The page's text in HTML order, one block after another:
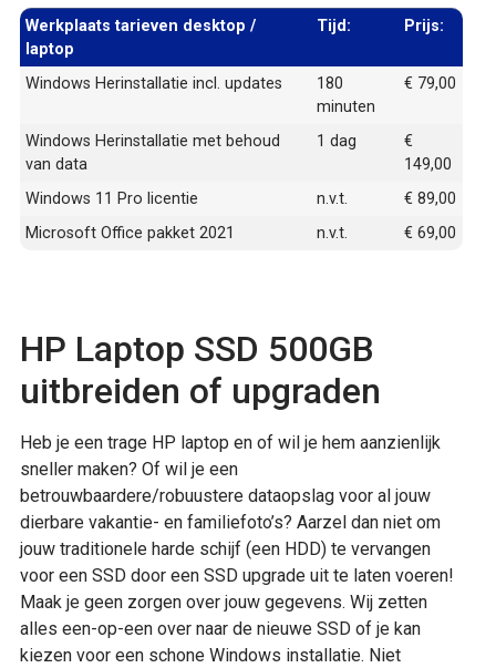
Werkplaats tarieven desktop /
laptop
Tijd: Prijs:
Windows Herinstallatie incl. updates
180
minuten
€ 79,00
Windows Herinstallatie met behoud
van data
1 dag
€
149,00
Windows 11 Pro licentie
n.v.t.
€ 89,00
Microsoft Office pakket 2021
n.v.t. € 69,00
HP Laptop SSD 500GB
uitbreiden of upgraden
Heb je een trage HP laptop en of wil je hem aanzienlijk
sneller maken? Of wil je een
betrouwbaardere/robuustere dataopslag voor al jouw
dierbare vakantie- en familiefoto’s? Aarzel dan niet om
jouw traditionele harde schijf (een HDD) te vervangen
voor een SSD door een SSD upgrade uit te laten voeren!
Maak je geen zorgen over jouw gegevens. Wij zetten
alles een-op-een over naar de nieuwe SSD of je kan
kiezen voor een schone Windows installatie. Niet